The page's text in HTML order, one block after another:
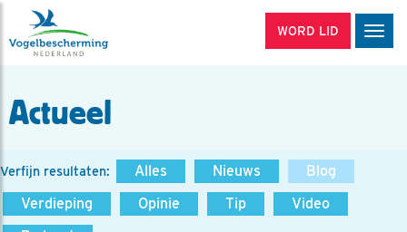
WORD LID
Actueel
Verfijn resultaten: Alles Nieuws
Blog
Verdieping
Opinie Tip
Video